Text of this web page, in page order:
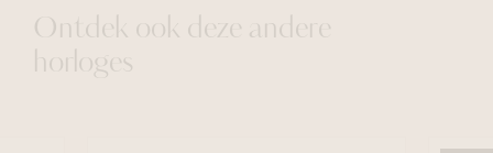
Ontdek ook deze andere
horloges